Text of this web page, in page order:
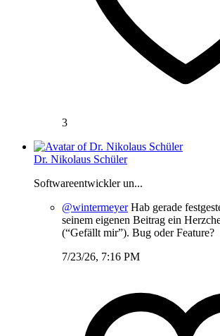
3
Dr. Nikolaus Schüler
Softwareentwickler un...
@wintermeyerHab gerade
seinem eigenen Beitrag ein
(“Gefällt mir”). Bug oder Feature?
7/23/26, 7:16 PM